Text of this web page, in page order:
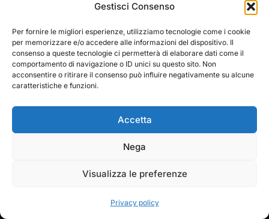
Gestisci Consenso
Per fornire le migliori esperienze, utilizziamo tecnologie come i cookie
per memorizzare e/o accedere alle informazioni del dispositivo. Il
consenso a queste tecnologie ci permetterà di elaborare dati come il
comportamento di navigazione o ID unici su questo sito. Non
acconsentire o ritirare il consenso può influire negativamente su alcune
caratteristiche e funzioni.
Accetta
Nega
Visualizza le preferenze
Privacy policy
Copyright © 2026 — Frasassi Climbing Festival. All
Designed byWPZOOM